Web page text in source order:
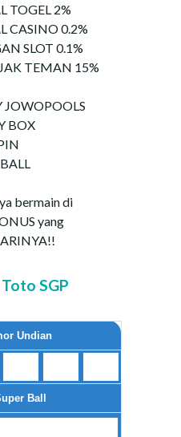
TOGEL 2%
CASINO 0.2%
SLOT 0.1%
TEMAN 15%
JOWOPOOLS
BOX
bermain di
yang
SGP
Undian
Ball